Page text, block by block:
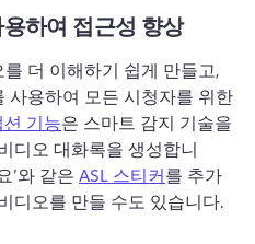
하여 접근성 향상
더 이해하기 쉽게 만들고,
사용하여 모든 시청자를 위한
기능은 스마트 감지 기술을
디오 대화록을 생성합니
’와 같은 ASL 스티커를 추가
디오를 만들 수도 있습니다.